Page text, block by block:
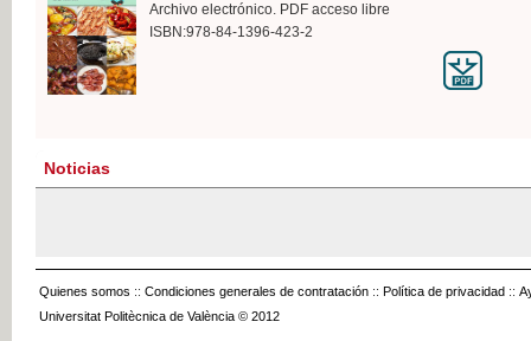
Archivo electrónico. PDF acceso libre
ISBN:978-84-1396-423-2
Noticias
Quienes somos :: Condiciones generales de contratación :: Política de privacidad ::
Universitat Politècnica de València © 2012